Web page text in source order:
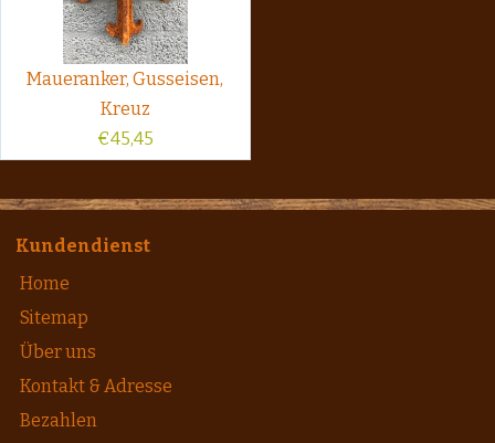
Maueranker, Gusseisen,
Kreuz
€45,45
Kundendienst
Home
Sitemap
Über uns
Kontakt & Adresse
Bezahlen